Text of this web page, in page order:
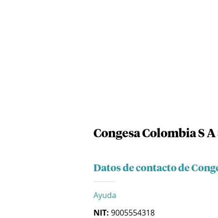
Congesa Colombia S A
Datos de contacto de
Ayuda
NIT: 9005554318